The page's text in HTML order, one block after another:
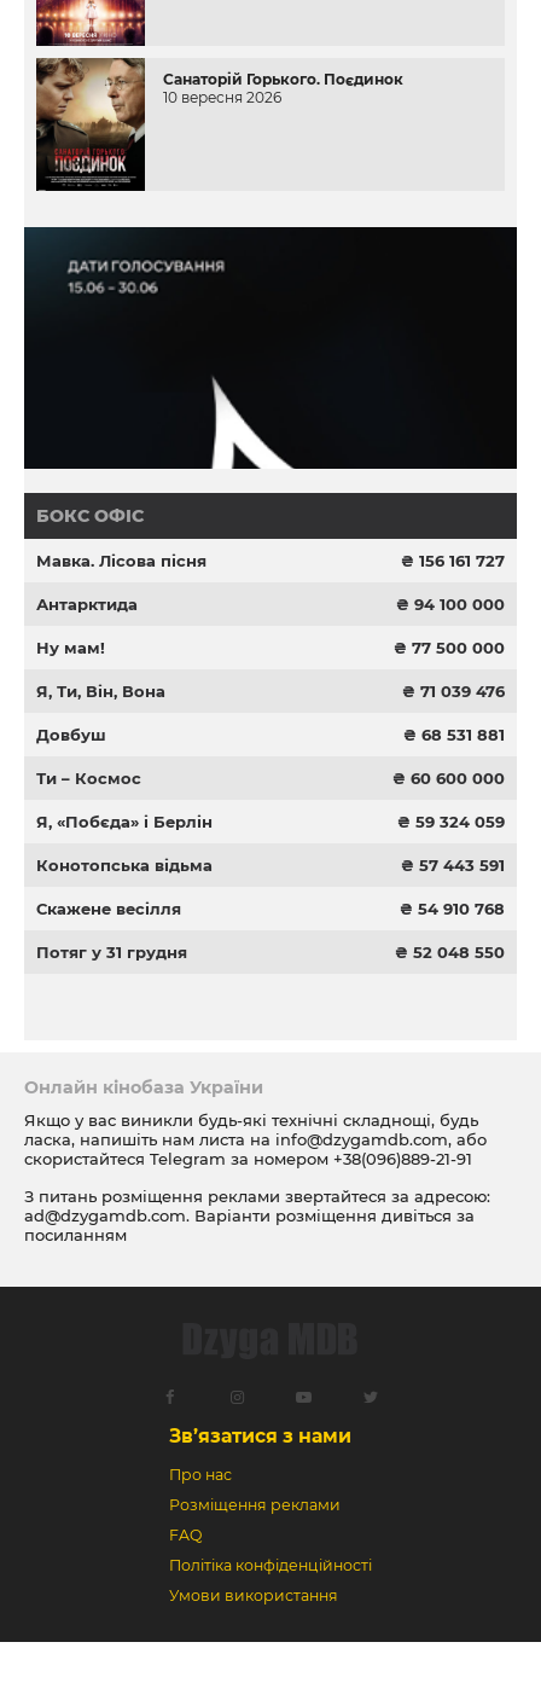
Санаторій Горького. Поєдинок
10 вересня 2026
БОКС ОФІС
Мавка. Лісова пісня ₴ 156 161 727
Антарктида ₴ 94 100 000
Ну мам! ₴ 77 500 000
Я, Ти, Він, Вона ₴ 71 039 476
Довбуш ₴ 68 531 881
Ти – Космос ₴ 60 600 000
Я, «Побєда» і Берлін ₴ 59 324 059
Конотопська відьма ₴ 57 443 591
Скажене весілля ₴ 54 910 768
Потяг у 31 грудня ₴ 52 048 550
Онлайн кінобаза України
Якщо у вас виникли будь-які технічні складнощі, будь
ласка, напишіть нам листа на info@dzygamdb.com, або
скористайтеся Telegram за номером +38(096)889-21-91
З питань розміщення реклами звертайтеся за адресою:
ad@dzygamdb.com. Варіанти розміщення дивіться за
посиланням
Зв’язатися з нами
Про нас
Розміщення реклами
FAQ
Політіка конфіденційності
Умови використання